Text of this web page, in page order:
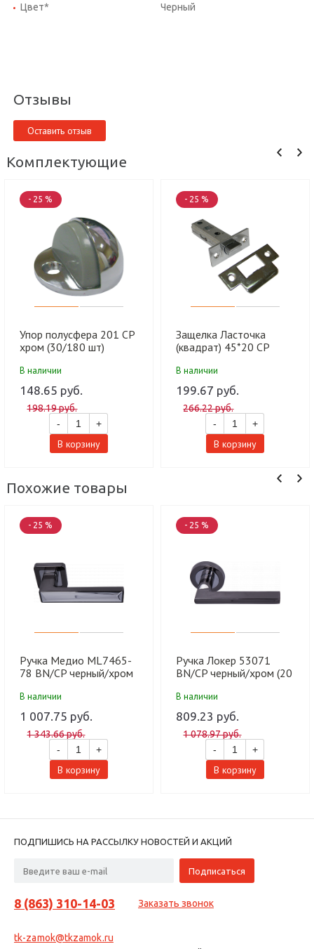
Цвет* Черный
Отзывы
Оставить отзыв
Комплектующие
- 25 %
Упор полусфера 201 СP
хром (30/180 шт)
В наличии
148.65 руб.
198.19 руб.
-
+
В корзину
- 25 %
Защелка Ласточка
(квадрат) 45*20 CP
В наличии
199.67 руб.
266.22 руб.
-
+
В корзину
Похожие товары
- 25 %
Ручка Медио ML7465-
78 BN/CP черный/хром
В наличии
1 007.75 руб.
1 343.66 руб.
-
+
В корзину
- 25 %
Ручка Локер 53071
BN/CP черный/хром (20
В наличии
809.23 руб.
1 078.97 руб.
-
+
В корзину
ПОДПИШИСЬ НА РАССЫЛКУ НОВОСТЕЙ И АКЦИЙ
8 (863) 310-14-03 Заказать звонок
tk-zamok@tkzamok.ru